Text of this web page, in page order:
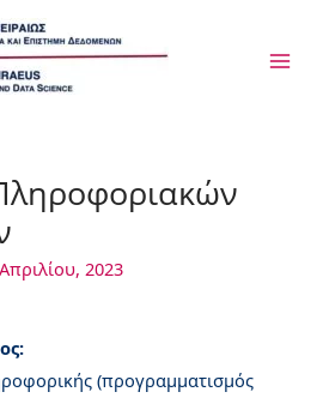
2023
(προγραμματισμός